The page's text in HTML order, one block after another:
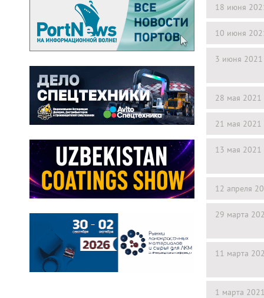
18 июня
10 июня
3 июня 2021
28 мая 2021
21 мая 2021
13 мая 2021
12 апреля
29 марта
11 марта
1 марта